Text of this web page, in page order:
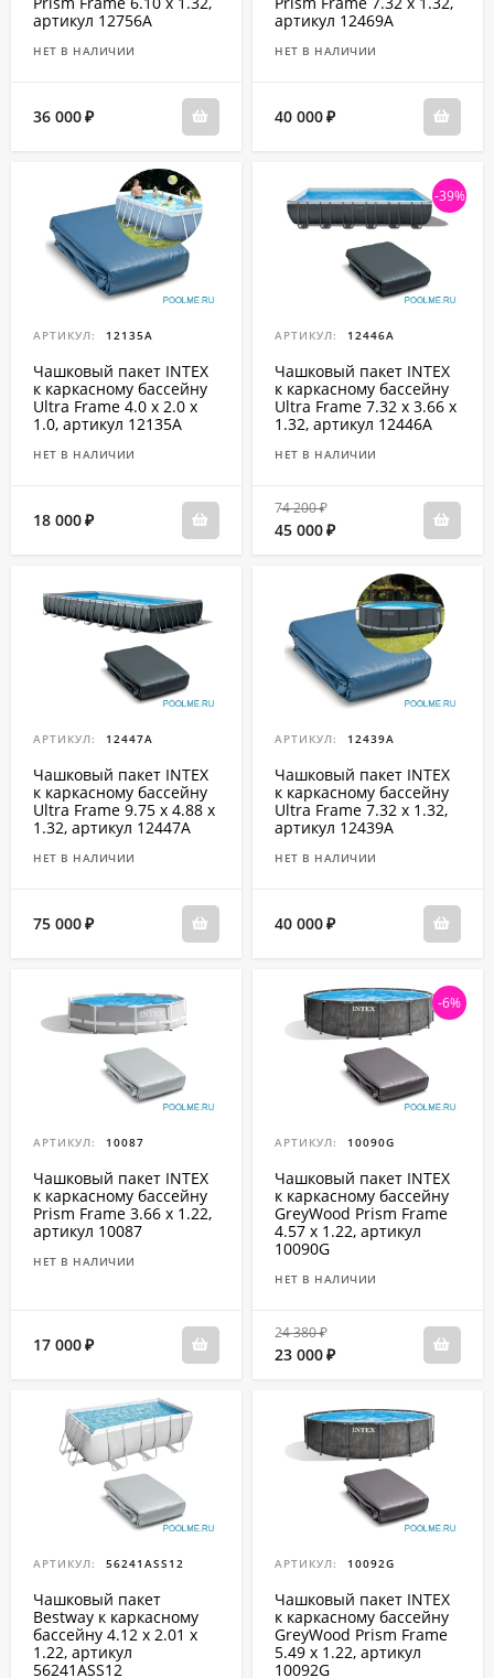
артикул 12756A
НЕТ В НАЛИЧИИ
36 000₽
артикул 12469A
НЕТ В НАЛИЧИИ
40 000₽
АРТИКУЛ: 12135A
Чашковый пакет INTEX
к каркасному бассейну
Ultra Frame 4.0 x 2.0 x
1.0, артикул 12135A
НЕТ В НАЛИЧИИ
18 000₽
-39%
АРТИКУЛ: 12446A
Чашковый пакет INTEX
к каркасному бассейну
Ultra Frame 7.32 x 3.66 x
1.32, артикул 12446A
НЕТ В НАЛИЧИИ
74 200 ₽
45 000₽
АРТИКУЛ: 12447A
Чашковый пакет INTEX
к каркасному бассейну
Ultra Frame 9.75 x 4.88 x
1.32, артикул 12447A
НЕТ В НАЛИЧИИ
75 000₽
АРТИКУЛ: 12439A
Чашковый пакет INTEX
к каркасному бассейну
Ultra Frame 7.32 x 1.32,
артикул 12439A
НЕТ В НАЛИЧИИ
40 000₽
АРТИКУЛ: 10087
Чашковый пакет INTEX
к каркасному бассейну
Prism Frame 3.66 x 1.22,
артикул 10087
НЕТ В НАЛИЧИИ
17 000₽
-6%
АРТИКУЛ: 10090G
Чашковый пакет INTEX
к каркасному бассейну
GreyWood Prism Frame
4.57 x 1.22, артикул
10090G
НЕТ В НАЛИЧИИ
24 380 ₽
23 000₽
АРТИКУЛ: 56241ASS12
Чашковый пакет
Bestway к каркасному
бассейну 4.12 x 2.01 x
1.22, артикул
56241ASS12
АРТИКУЛ: 10092G
Чашковый пакет INTEX
к каркасному бассейну
GreyWood Prism Frame
5.49 x 1.22, артикул
10092G